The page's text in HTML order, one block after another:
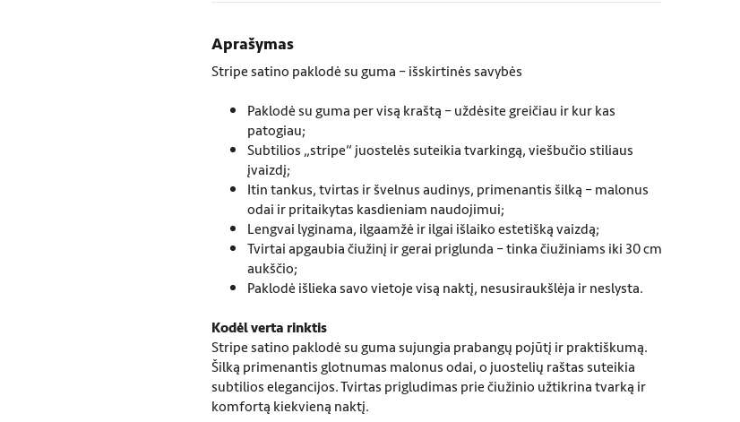
Aprašymas​
Stripe satino paklodė su guma – išskirtinės savybės
Paklodė su guma per visą kraštą – uždėsite greičiau ir kur kas
patogiau;
Subtilios „stripe“ juostelės suteikia tvarkingą, viešbučio stiliaus
įvaizdį;
Itin tankus, tvirtas ir švelnus audinys, primenantis šilką – malonus
odai ir pritaikytas kasdieniam naudojimui;
Lengvai lyginama, ilgaamžė ir ilgai išlaiko estetišką vaizdą;
Tvirtai apgaubia čiužinį ir gerai priglunda – tinka čiužiniams iki 30 cm
aukščio;
Paklodė išlieka savo vietoje visą naktį, nesusiraukšlėja ir neslysta.
Kodėl verta rinktis
Stripe satino paklodė su guma sujungia prabangų pojūtį ir praktiškumą.
Šilką primenantis glotnumas malonus odai, o juostelių raštas suteikia
subtilios elegancijos. Tvirtas prigludimas prie čiužinio užtikrina tvarką ir
komfortą kiekvieną naktį.